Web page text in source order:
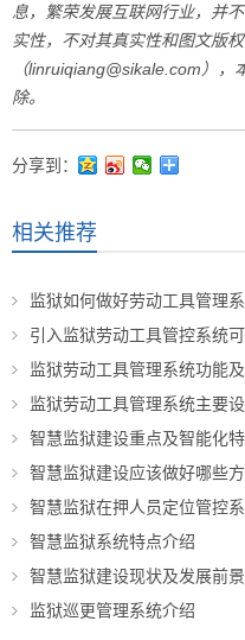
息，繁荣发展互联网行业，并
实性，不对其真实性和图文版
（linruiqiang@sikale.com）
除。
分享到：
相关推荐
监狱如何做好劳动工具管理
引入监狱劳动工具管控系统
监狱劳动工具管理系统功能
监狱劳动工具管理系统主要
智慧监狱建设重点及智能化
智慧监狱建设应该做好哪些方
智慧监狱在押人员定位管控
智慧监狱系统特点介绍
智慧监狱建设现状及发展前
监狱巡更管理系统介绍